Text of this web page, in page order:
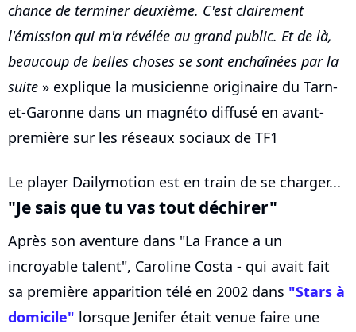
chance de terminer deuxième. C'est clairement
l'émission qui m'a révélée au grand public. Et de là,
beaucoup de belles choses se sont enchaînées par la
suite » explique la musicienne originaire du Tarn-
et-Garonne dans un magnéto diffusé en avant-
première sur les réseaux sociaux de TF1
Le player Dailymotion est en train de se charger...
"Je sais que tu vas tout déchirer"
Après son aventure dans "La France a un
incroyable talent", Caroline Costa - qui avait fait
sa première apparition télé en 2002 dans "Stars à
domicile" lorsque Jenifer était venue faire une